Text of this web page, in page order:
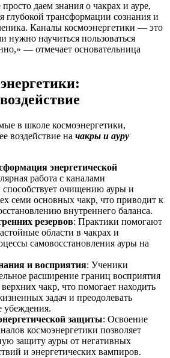
даем знания о чакрах и ауре,
глубокой трансформации сознания и
Каналы космоэнергетики — это
нужно научиться пользоваться
— отмечает основательница
в школе космоэнергетики,
воздействие на чакры и ауру
энергетической
работа с каналами
способствует очищению ауры и
семи основных чакр, что приводит к
внутреннего баланса.
резервов: Практики помогают
области в чакрах и
самовосстановления ауры на
и восприятия: Ученики
расширение границ восприятия
чакр, что помогает находить
задач и преодолевать
убеждения.
защиты: Освоение
космоэнергетики позволяет
защиту ауры от негативных
и энергетических вампиров.